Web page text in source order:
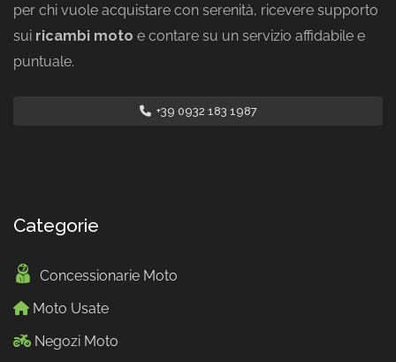
per chi vuole acquistare con serenità, ricevere supporto
sui ricambi moto e contare su un servizio affidabile e
puntuale.
+39 0932 183 1987
Categorie
Concessionarie Moto
Moto Usate
Negozi Moto